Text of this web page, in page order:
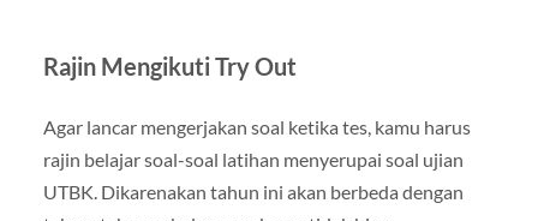
Rajin Mengikuti Try Out
Agar lancar mengerjakan soal ketika tes, kamu harus
rajin belajar soal-soal latihan menyerupai soal ujian
UTBK. Dikarenakan tahun ini akan berbeda dengan